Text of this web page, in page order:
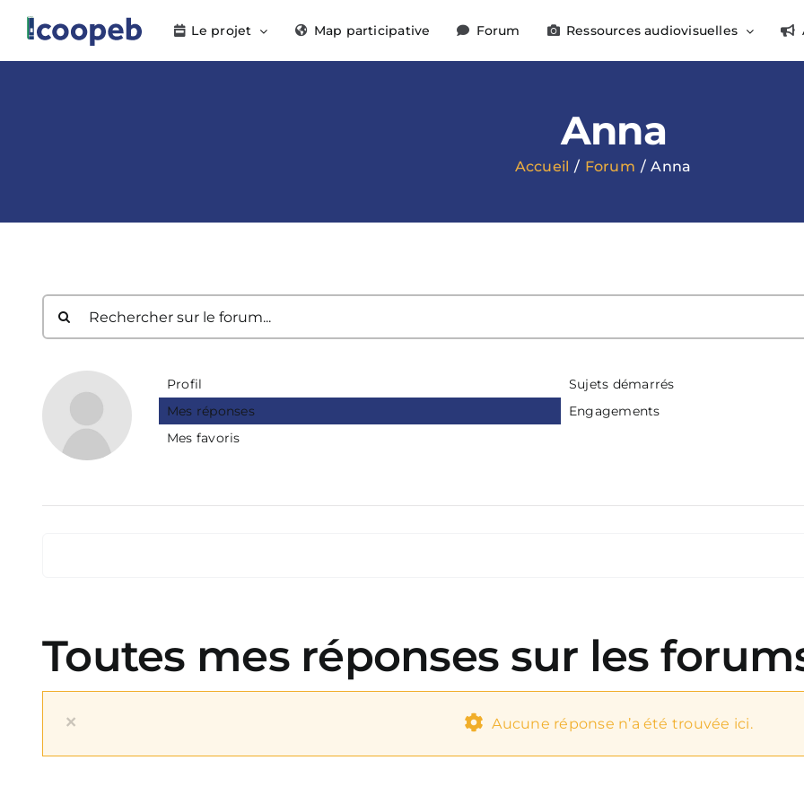
contenu
Le projet Map participative Forum Ressources audiovisuelles
Anna
Accueil Forum Anna
Profil
Sujets démarrés
Mes réponses
Engagements
Mes favoris
Toutes mes réponses sur les
× Aucune réponse n’a été trouvée ici.